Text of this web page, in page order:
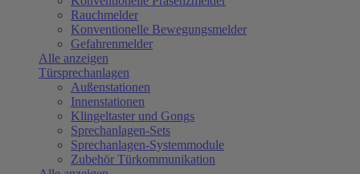
Rauchmelder
Konventionelle Bewegungsmelder
Gefahrenmelder
Alle anzeigen
Türsprechanlagen
Außenstationen
Innenstationen
Klingeltaster und Gongs
Sprechanlagen-Sets
Sprechanlagen-Systemmodule
Zubehör Türkommunikation